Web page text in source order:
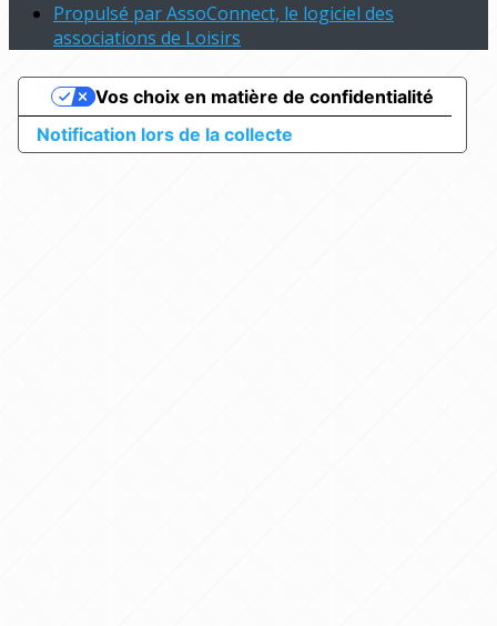
Propulsé par AssoConnect, le logiciel des
associations de Loisirs
Notification lors de la collecte
Vos choix en matière de confidentialité